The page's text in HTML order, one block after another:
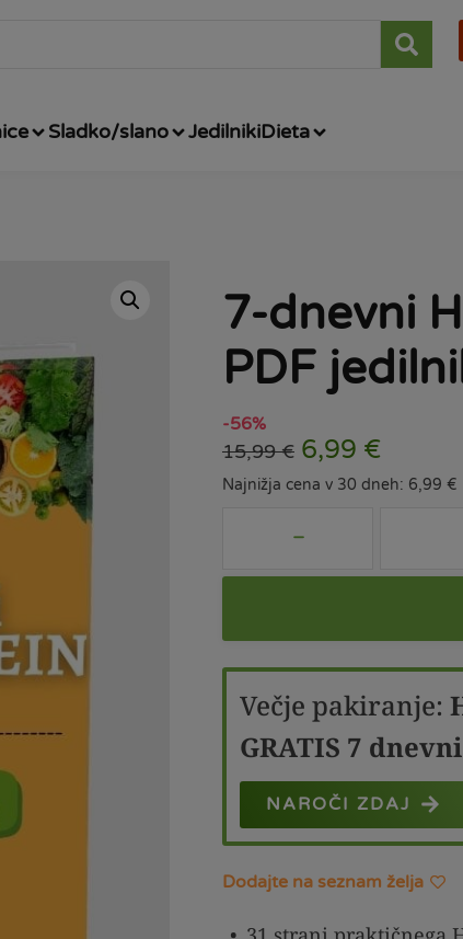
Sladko/slano JedilnikiDieta
7-dnevni
PDF
-56%
15,99€ 6,99 €
Najnižja cena v 30 dneh: 6,99 €
Večje pakiranje:
GRATIS 7
NAROČI ZDAJ
Dodajte na seznam želja